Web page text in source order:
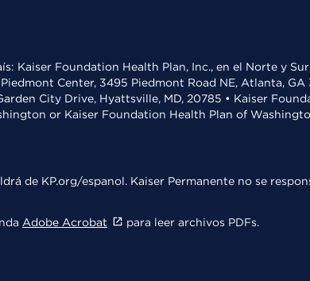
Kaiser Foundation Health Plan, Inc., en el Norte y
Center, 3495 Piedmont Road NE, Atlanta,
City Drive, Hyattsville, MD, 20785 • Kaiser
or Kaiser Foundation Health Plan of
de KP.org/espanol. Kaiser Permanente no se
Adobe Acrobat para leer archivos PDFs.